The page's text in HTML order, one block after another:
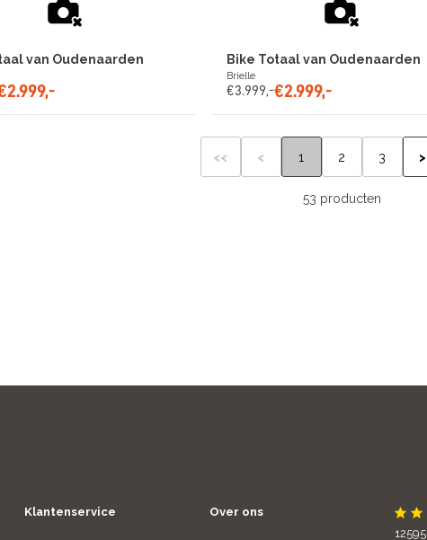
van Oudenaarden
2.999,-
Bike Totaal van Oudenaarden
Brielle
€3.999,-€2.999,-
<< < 1 2 3 >
53 producten
Klantenservice Over ons
12595